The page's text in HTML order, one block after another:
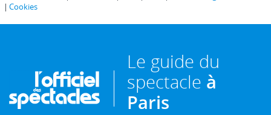
Cookies
Le guide du
spectacle à
Paris